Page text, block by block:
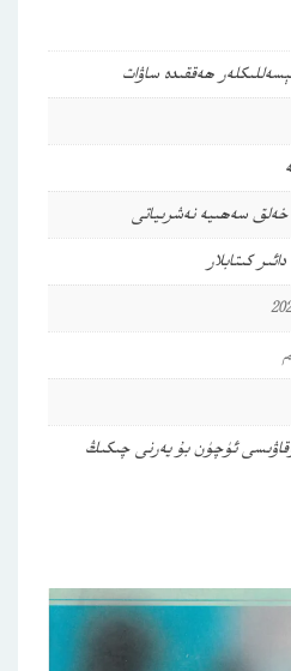
ھەققىدە ساۋات
سەھىيە نەشرىياتى
كىتابلار
ئۈچۈن بۇ يەرنى چىكىڭ